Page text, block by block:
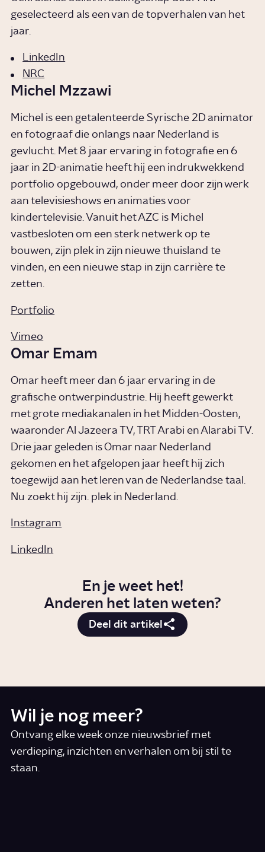
geselecteerd als een van de topverhalen van het
jaar.
LinkedIn
NRC
Michel Mzzawi
Michel is een getalenteerde Syrische 2D animator
en fotograaf die onlangs naar Nederland is
gevlucht. Met 8 jaar ervaring in fotografie en 6
jaar in 2D-animatie heeft hij een indrukwekkend
portfolio opgebouwd, onder meer door zijn werk
aan televisieshows en animaties voor
kindertelevisie. Vanuit het AZC is Michel
vastbesloten om een sterk netwerk op te
bouwen, zijn plek in zijn nieuwe thuisland te
vinden, en een nieuwe stap in zijn carrière te
zetten.
Portfolio
Vimeo
Omar Emam
Omar heeft meer dan 6 jaar ervaring in de
grafische ontwerpindustrie. Hij heeft gewerkt
met grote mediakanalen in het Midden-Oosten,
waaronder Al Jazeera TV, TRT Arabi en Alarabi TV.
Drie jaar geleden is Omar naar Nederland
gekomen en het afgelopen jaar heeft hij zich
toegewijd aan het leren van de Nederlandse taal.
Nu zoekt hij zijn. plek in Nederland.
Instagram
LinkedIn
En je weet het!
Anderen het laten weten?
Deel dit artikel
Wil je nog meer?
Ontvang elke week onze nieuwsbrief met
verdieping, inzichten en verhalen om bij stil te
staan.